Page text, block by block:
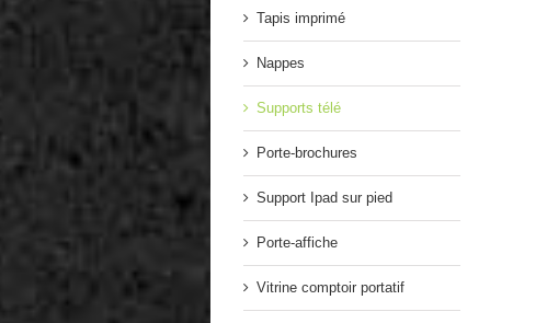
Tapis imprimé
Nappes
Supports télé
Porte-brochures
Support Ipad sur pied
Porte-affiche
Vitrine comptoir portatif